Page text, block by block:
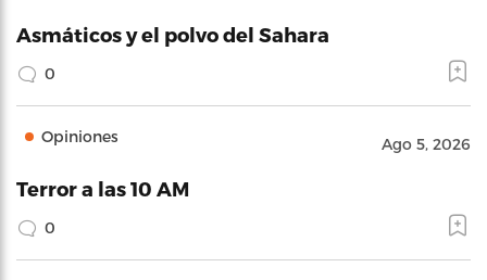
Asmáticos y el polvo del Sahara
0
Opiniones Ago 5, 2026
Terror a las 10 AM
0